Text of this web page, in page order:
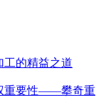
的精益之道
重要性——攀奇重